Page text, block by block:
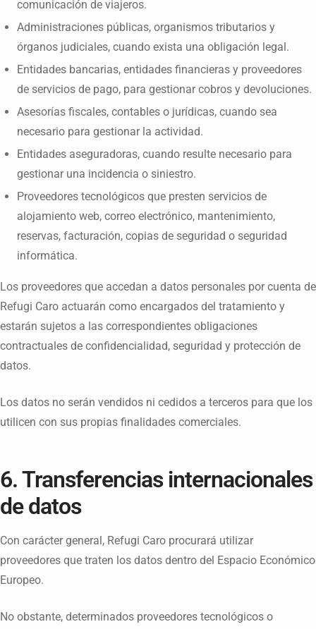
comunicación de viajeros.
Administraciones públicas, organismos tributarios y
órganos judiciales, cuando exista una obligación legal.
Entidades bancarias, entidades financieras y proveedores
de servicios de pago, para gestionar cobros y devoluciones.
Asesorías fiscales, contables o jurídicas, cuando sea
necesario para gestionar la actividad.
Entidades aseguradoras, cuando resulte necesario para
gestionar una incidencia o siniestro.
Proveedores tecnológicos que presten servicios de
alojamiento web, correo electrónico, mantenimiento,
reservas, facturación, copias de seguridad o seguridad
informática.
Los proveedores que accedan a datos personales por cuenta de
Refugi Caro actuarán como encargados del tratamiento y
estarán sujetos a las correspondientes obligaciones
contractuales de confidencialidad, seguridad y protección de
datos.
Los datos no serán vendidos ni cedidos a terceros para que los
utilicen con sus propias finalidades comerciales.
6. Transferencias internacionales
de datos
Con carácter general, Refugi Caro procurará utilizar
proveedores que traten los datos dentro del Espacio Económico
Europeo.
No obstante, determinados proveedores tecnológicos o